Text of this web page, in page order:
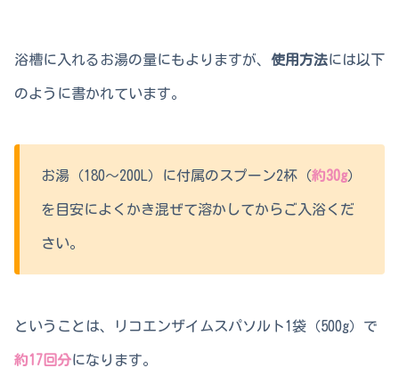
浴槽に入れるお湯の量にもよりますが、 使用方法には以下
のように書かれています。
お湯（180～200L）に付属のスプーン2杯（約30g）
を目安によくかき混ぜて溶かしてからご入浴くだ
さい。
ということは、リコエンザイムスパソルト1袋（500g）で
約17回分になります。